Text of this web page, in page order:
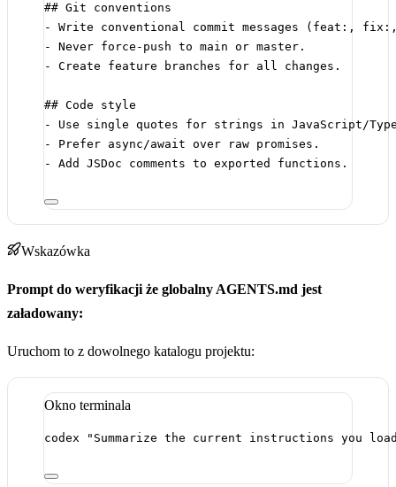
## Git conventions
-
Write conventional commit messages (feat:,
-
Never force-push to main or master.
-
Create feature branches for all changes.
## Code style
-
Use single quotes for strings in JavaScript/
-
Prefer async/await over raw promises.
-
Add JSDoc comments to exported functions.
Wskazówka
Prompt do weryfikacji że globalny AGENTS.md jest
załadowany:
Uruchom to z dowolnego katalogu projektu:
Okno terminala
codex "Summarize the current instructions you